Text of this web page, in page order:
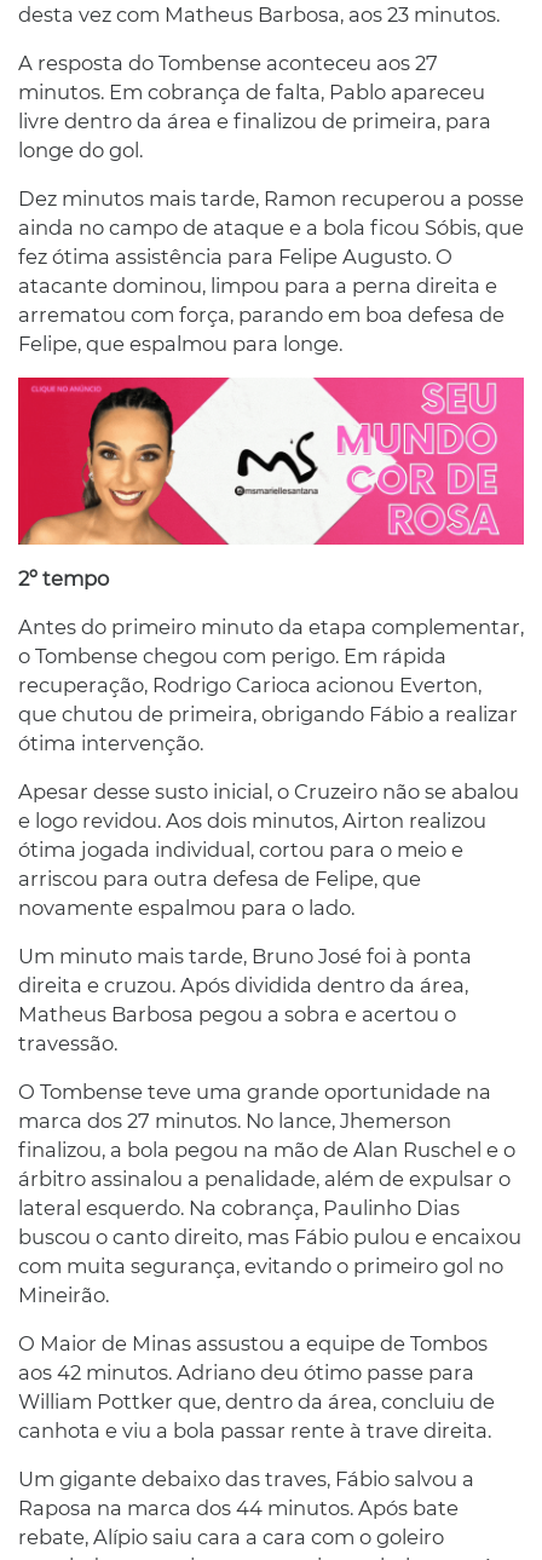
desta vez com Matheus Barbosa, aos 23 minutos.
A resposta do Tombense aconteceu aos 27
minutos. Em cobrança de falta, Pablo apareceu
livre dentro da área e finalizou de primeira, para
longe do gol.
Dez minutos mais tarde, Ramon recuperou a posse
ainda no campo de ataque e a bola ficou Sóbis, que
fez ótima assistência para Felipe Augusto. O
atacante dominou, limpou para a perna direita e
arrematou com força, parando em boa defesa de
Felipe, que espalmou para longe.
2º tempo
Antes do primeiro minuto da etapa complementar,
o Tombense chegou com perigo. Em rápida
recuperação, Rodrigo Carioca acionou Everton,
que chutou de primeira, obrigando Fábio a realizar
ótima intervenção.
Apesar desse susto inicial, o Cruzeiro não se abalou
e logo revidou. Aos dois minutos, Airton realizou
ótima jogada individual, cortou para o meio e
arriscou para outra defesa de Felipe, que
novamente espalmou para o lado.
Um minuto mais tarde, Bruno José foi à ponta
direita e cruzou. Após dividida dentro da área,
Matheus Barbosa pegou a sobra e acertou o
travessão.
O Tombense teve uma grande oportunidade na
marca dos 27 minutos. No lance, Jhemerson
finalizou, a bola pegou na mão de Alan Ruschel e o
árbitro assinalou a penalidade, além de expulsar o
lateral esquerdo. Na cobrança, Paulinho Dias
buscou o canto direito, mas Fábio pulou e encaixou
com muita segurança, evitando o primeiro gol no
Mineirão.
O Maior de Minas assustou a equipe de Tombos
aos 42 minutos. Adriano deu ótimo passe para
William Pottker que, dentro da área, concluiu de
canhota e viu a bola passar rente à trave direita.
Um gigante debaixo das traves, Fábio salvou a
Raposa na marca dos 44 minutos. Após bate
rebate, Alípio saiu cara a cara com o goleiro